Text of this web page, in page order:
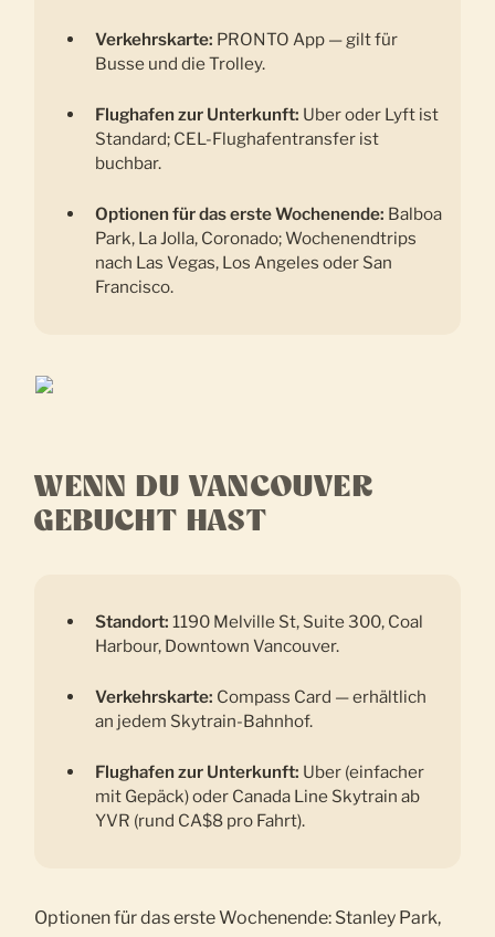
Verkehrskarte: PRONTO App — gilt für
Busse und die Trolley.
Flughafen zur Unterkunft: Uber oder Lyft ist
Standard; CEL-Flughafentransfer ist
buchbar.
Optionen für das erste Wochenende: Balboa
Park, La Jolla, Coronado; Wochenendtrips
nach Las Vegas, Los Angeles oder San
Francisco.
WENN DU VANCOUVER
GEBUCHT HAST
Standort: 1190 Melville St, Suite 300, Coal
Harbour, Downtown Vancouver.
Verkehrskarte: Compass Card — erhältlich
an jedem Skytrain-Bahnhof.
Flughafen zur Unterkunft: Uber (einfacher
mit Gepäck) oder Canada Line Skytrain ab
YVR (rund CA$8 pro Fahrt).
Optionen für das erste Wochenende: Stanley Park,